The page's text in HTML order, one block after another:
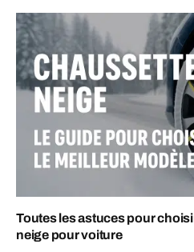
Toutes les astuces pour
neige pour voiture